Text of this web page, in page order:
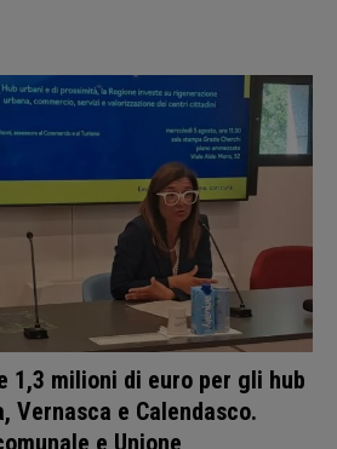
1,3 milioni di euro per gli hub
Vernasca e Calendasco.
e Unione